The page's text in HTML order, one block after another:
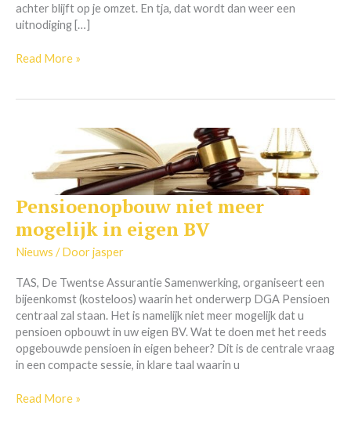
achter blijft op je omzet. En tja, dat wordt dan weer een
uitnodiging […]
Read More »
Pensioenopbouw niet meer
mogelijk in eigen BV
Nieuws / Doorjasper
TAS, De Twentse Assurantie Samenwerking, organiseert een
bijeenkomst (kosteloos) waarin het onderwerp DGA Pensioen
centraal zal staan. Het is namelijk niet meer mogelijk dat u
pensioen opbouwt in uw eigen BV. Wat te doen met het reeds
opgebouwde pensioen in eigen beheer? Dit is de centrale vraag
in een compacte sessie, in klare taal waarin u
Pensioenopbouw
meer
mogelijk
eigen
BV
Read More »